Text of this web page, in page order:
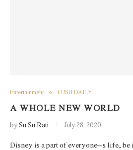
Entertainment LUSH DAILY
A WHOLE NEW WORLD
bySu Su Rati July 28, 2020
Disney is a part of everyone’s life,